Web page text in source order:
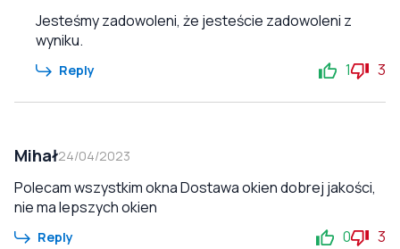
Jesteśmy zadowoleni, że jesteście zadowoleni z
wyniku.
Reply 1 3
Mihał24/04/2023
Polecam wszystkim okna Dostawa okien dobrej jakości,
nie ma lepszych okien
Reply 0 3